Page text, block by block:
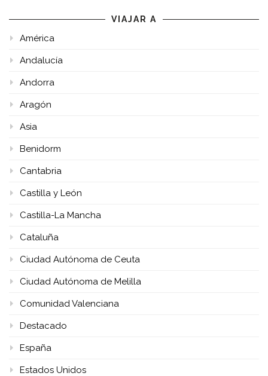
VIAJAR A
América
Andalucía
Andorra
Aragón
Asia
Benidorm
Cantabria
Castilla y León
Castilla-La Mancha
Cataluña
Ciudad Autónoma de Ceuta
Ciudad Autónoma de Melilla
Comunidad Valenciana
Destacado
España
Estados Unidos